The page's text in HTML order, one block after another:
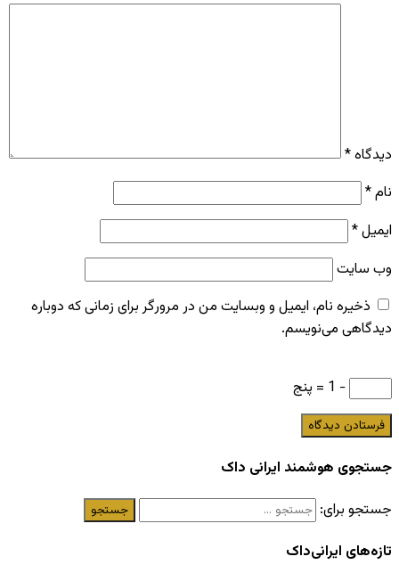
دیدگاه*
نام*
ایمیل*
وب‌ سایت
ذخیره نام، ایمیل و وبسایت من در مرورگر برای زمانی که دوباره
دیدگاهی می‌نویسم.
− 1 = پنج
جستجوی هوشمند ایرانی داک
جستجو برای:
تازه‌های ایرانی‌داک